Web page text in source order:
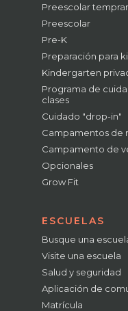
Preescolar
Preescolar
Pre-K
Preparación para
Kindergarten
Programa de
clases
Cuidado "drop-in"
Campamentos de
Campamento de
Opcionales
Grow Fit
ESCUELAS
Busque una
Visite una escuela
Salud y seguridad
Aplicación de
Matrícula